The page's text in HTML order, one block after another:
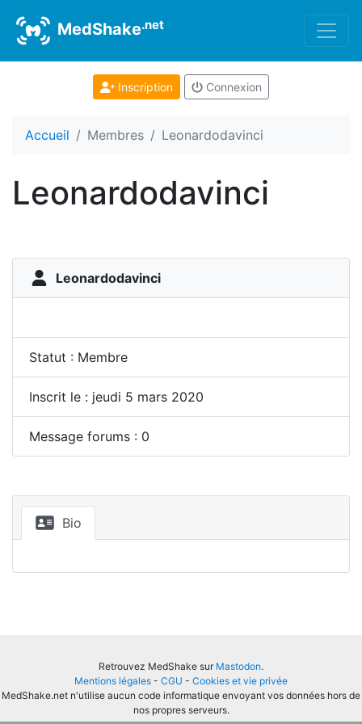
MedShake.net
Inscription Connexion
Accueil Membres Leonardodavinci
Leonardodavinci
Leonardodavinci
Statut : Membre
Inscrit le : jeudi 5 mars 2020
Message forums : 0
Bio
Retrouvez MedShake sur Mastodon.
Mentions légales - CGU - Cookies et vie privée
MedShake.net n'utilise aucun code informatique envoyant vos données hors de
nos propres serveurs.